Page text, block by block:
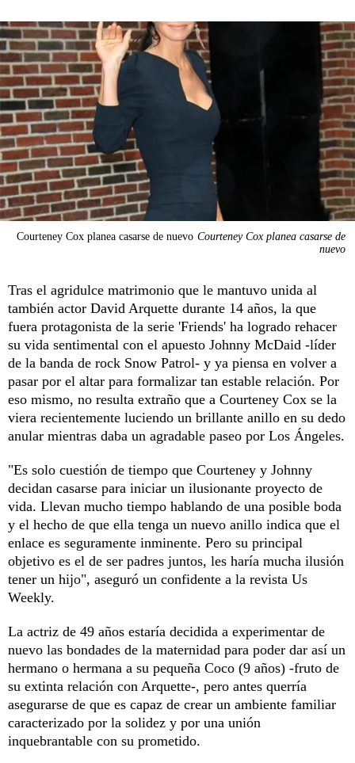
Courteney Cox planea casarse de nuevo Courteney Cox planea casarse de
nuevo
Tras el agridulce matrimonio que le mantuvo unida al
también actor David Arquette durante 14 años, la que
fuera protagonista de la serie 'Friends' ha logrado rehacer
su vida sentimental con el apuesto Johnny McDaid -líder
de la banda de rock Snow Patrol- y ya piensa en volver a
pasar por el altar para formalizar tan estable relación. Por
eso mismo, no resulta extraño que a Courteney Cox se la
viera recientemente luciendo un brillante anillo en su dedo
anular mientras daba un agradable paseo por Los Ángeles.
"Es solo cuestión de tiempo que Courteney y Johnny
decidan casarse para iniciar un ilusionante proyecto de
vida. Llevan mucho tiempo hablando de una posible boda
y el hecho de que ella tenga un nuevo anillo indica que el
enlace es seguramente inminente. Pero su principal
objetivo es el de ser padres juntos, les haría mucha ilusión
tener un hijo", aseguró un confidente a la revista Us
Weekly.
La actriz de 49 años estaría decidida a experimentar de
nuevo las bondades de la maternidad para poder dar así un
hermano o hermana a su pequeña Coco (9 años) -fruto de
su extinta relación con Arquette-, pero antes querría
asegurarse de que es capaz de crear un ambiente familiar
caracterizado por la solidez y por una unión
inquebrantable con su prometido.